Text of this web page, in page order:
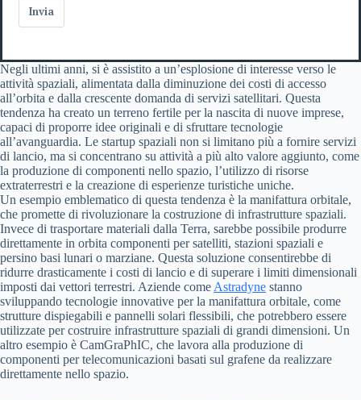
Invia
Negli ultimi anni, si è assistito a un’esplosione di interesse verso le
attività spaziali, alimentata dalla diminuzione dei costi di accesso
all’orbita e dalla crescente domanda di servizi satellitari. Questa
tendenza ha creato un terreno fertile per la nascita di nuove imprese,
capaci di proporre idee originali e di sfruttare tecnologie
all’avanguardia. Le startup spaziali non si limitano più a fornire servizi
di lancio, ma si concentrano su attività a più alto valore aggiunto, come
la produzione di componenti nello spazio, l’utilizzo di risorse
extraterrestri e la creazione di esperienze turistiche uniche.
Un esempio emblematico di questa tendenza è la manifattura orbitale,
che promette di rivoluzionare la costruzione di infrastrutture spaziali.
Invece di trasportare materiali dalla Terra, sarebbe possibile produrre
direttamente in orbita componenti per satelliti, stazioni spaziali e
persino basi lunari o marziane. Questa soluzione consentirebbe di
ridurre drasticamente i costi di lancio e di superare i limiti dimensionali
imposti dai vettori terrestri. Aziende come Astradyne stanno
sviluppando tecnologie innovative per la manifattura orbitale, come
strutture dispiegabili e pannelli solari flessibili, che potrebbero essere
utilizzate per costruire infrastrutture spaziali di grandi dimensioni. Un
altro esempio è CamGraPhIC, che lavora alla produzione di
componenti per telecomunicazioni basati sul grafene da realizzare
direttamente nello spazio.